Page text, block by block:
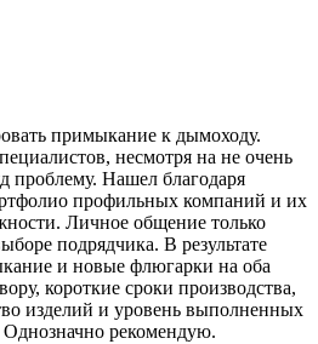
примыкание к дымоходу.
несмотря на не очень
проблему. Нашел благодаря
профильных компаний и их
Личное общение только
подрядчика. В результате
и новые флюгарки на оба
короткие сроки производства,
изделий и уровень выполненных
рекомендую.